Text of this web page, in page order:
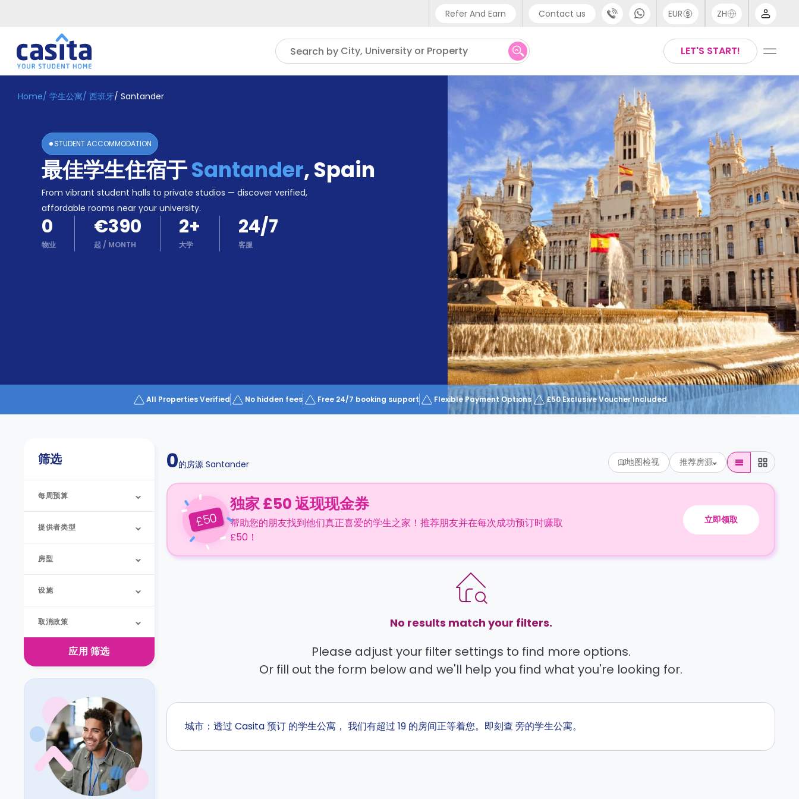
Refer And Earn Contact us
Phone support
UK - +44 (0) 20 3871 8666
IN - +91 (80) 3711 1326
US - +1 (646) 718 6172
EUR ZH
English
Thai
LET'S START!
Search by City, University or Property
Home ZH EUR
入
Booking
Accommodation
Become
Home/ 学生公寓/ 西班牙/ Santander
STUDENT ACCOMMODATION
最佳学生住宿于Santander,Spain
From vibrant student halls to private studios — discover verified,
affordable rooms near your university.
0
物业
€390
起 / MONTH
2+
大学
24/7
客服
All Properties Verified No hidden fees Free 24/7 booking support Flexible Payment Options £50 Exclusive Voucher Included
筛选
每周预算
提供者类型
房型
设施
取消政策
应用 筛选
0的房源 Santander 地图检视 推荐房源
£50
独家 £50 返现现金券
帮助您的朋友找到他们真正喜爱的学生之家！推荐朋友并在每次成功预订时赚取
£50！
立即领取
No results match your filters.
Please adjust your filter settings to find more options.
Or fill out the form below and we'll help you find what you're looking for.
城市：透过 Casita 预订 的学生公寓， 我们有超过 19 的房间正等着您。即刻查 旁的学生公寓。